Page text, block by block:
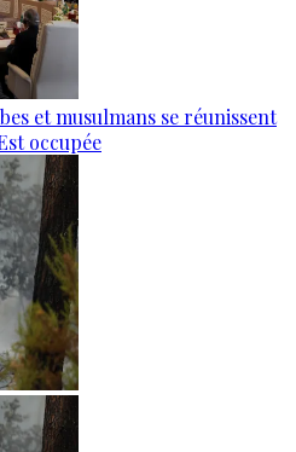
et musulmans se réunissent
occupée